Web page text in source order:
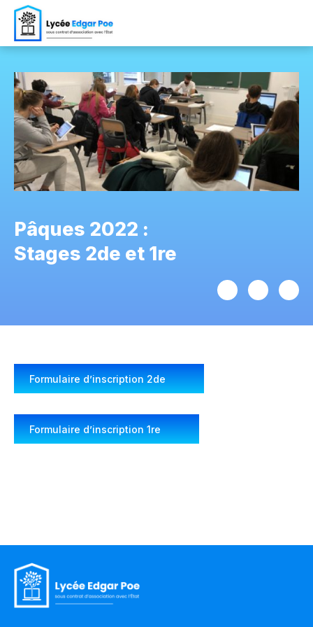
Pâques 2022 :
Stages 2de et 1re
Formulaire d’inscription 2de
Formulaire d’inscription 1re